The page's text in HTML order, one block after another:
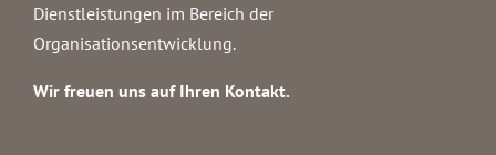
Dienstleistungen im Bereich der
Organisationsentwicklung.
Wir freuen uns auf Ihren Kontakt.